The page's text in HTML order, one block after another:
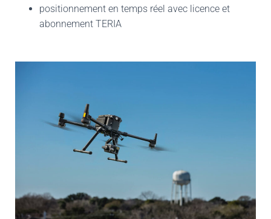
positionnement en temps réel avec licence et
abonnement TERIA